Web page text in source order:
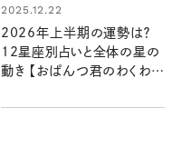
2025.12.22
2026年上半期の運勢は？
12星座別占いと全体の星の
動き 【おぱんつ君のわくわく